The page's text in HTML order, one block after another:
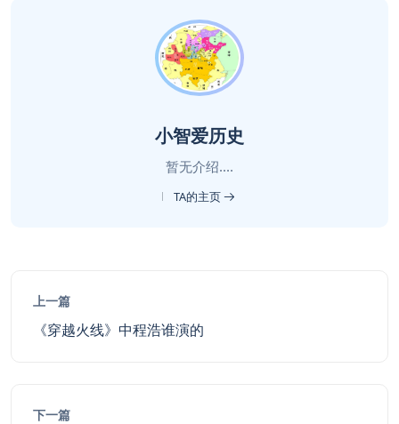
小智爱历史
暂无介绍....
TA的主页
上一篇
《穿越火线》中程浩谁演的
下一篇